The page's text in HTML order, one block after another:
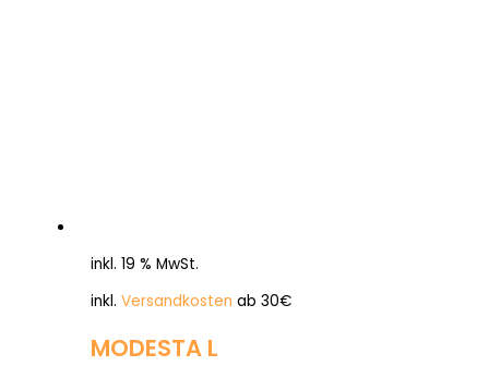
inkl. 19 % MwSt.
inkl. Versandkosten ab 30€
MODESTA L